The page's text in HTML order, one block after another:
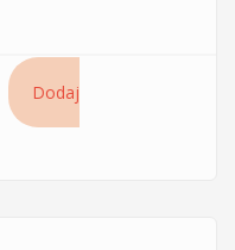
Biovax Keratyna i
Biovax jaki miałam
Dodaj